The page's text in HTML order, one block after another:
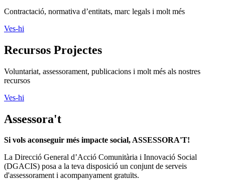
Contractació, normativa d’entitats, marc legals i molt més
Ves-hi
Recursos Projectes
Voluntariat, assessorament, publicacions i molt més als nostres
recursos
Ves-hi
Assessora't
Si vols aconseguir més impacte social, ASSESSORA'T!
La Direcció General d’Acció Comunitària i Innovació Social
(DGACIS) posa a la teva disposició un conjunt de serveis
d'assessorament i acompanyament gratuïts.